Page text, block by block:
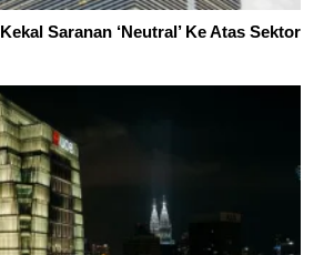
Saranan ‘Neutral’ Ke Atas Sektor